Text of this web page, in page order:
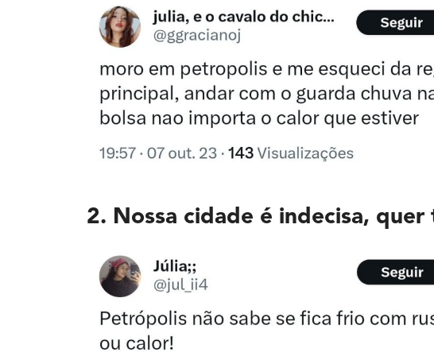
2. Nossa cidade é indecisa,